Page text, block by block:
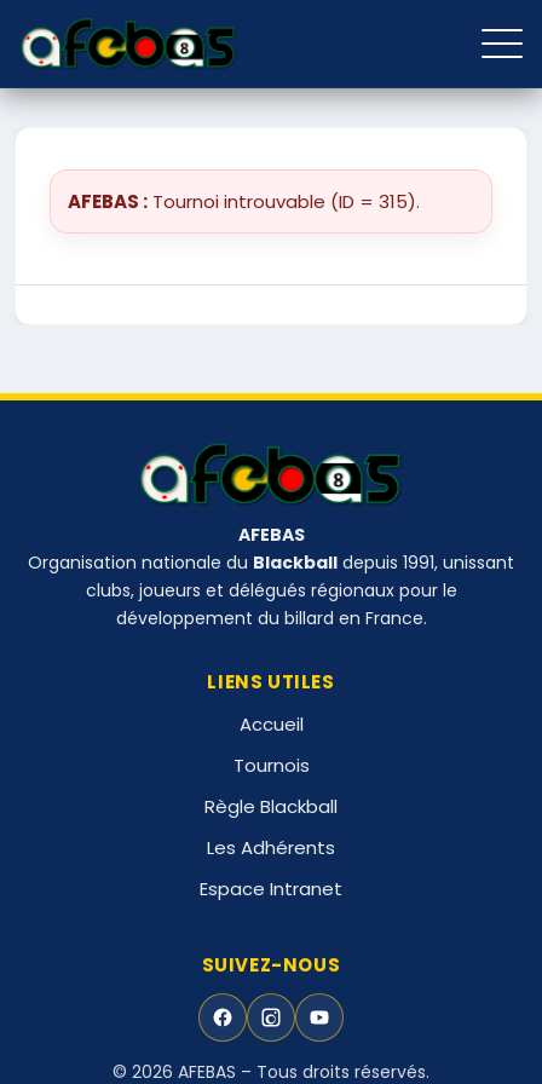
AFEBAS : Tournoi introuvable (ID = 315).
AFEBAS
Organisation nationale du Blackball depuis 1991, unissant
clubs, joueurs et délégués régionaux pour le
développement du billard en France.
LIENS UTILES
Accueil
Tournois
Règle Blackball
Les Adhérents
Espace Intranet
SUIVEZ-NOUS
© 2026 AFEBAS – Tous droits réservés.